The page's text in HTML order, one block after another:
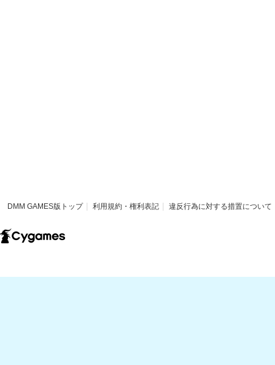
DMM GAMES版トップ 利用規約・権利表記 違反行為に対する措置について